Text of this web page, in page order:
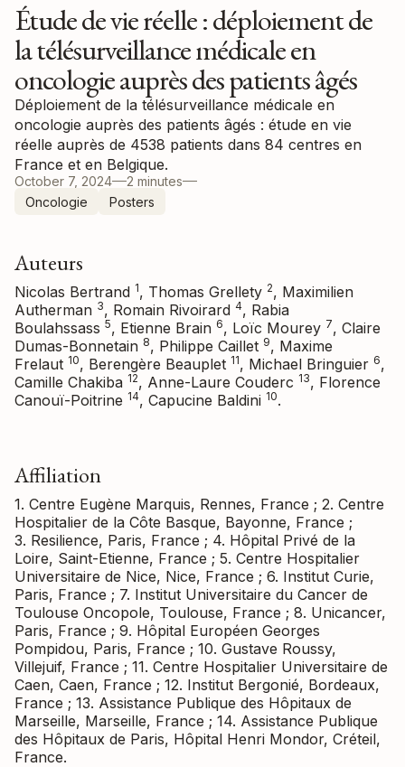
Étude de vie réelle : déploiement de
la télésurveillance médicale en
oncologie auprès des patients âgés
Déploiement de la télésurveillance médicale en
oncologie auprès des patients âgés : étude en vie
réelle auprès de 4538 patients dans 84 centres en
France et en Belgique.
October 7, 2024
2 minutes
Oncologie
Posters
Auteurs
Nicolas Bertrand 1, Thomas Grellety 2, Maximilien
Autherman 3, Romain Rivoirard 4, Rabia
Boulahssass 5, Etienne Brain 6, Loïc Mourey 7, Claire
Dumas-Bonnetain 8, Philippe Caillet 9, Maxime
Frelaut 10, Berengère Beauplet 11, Michael Bringuier 6,
Camille Chakiba 12, Anne-Laure Couderc 13, Florence
Canouï-Poitrine 14, Capucine Baldini 10.
Affiliation
1. Centre Eugène Marquis, Rennes, France ; 2. Centre
Hospitalier de la Côte Basque, Bayonne, France ;
3. Resilience, Paris, France ; 4. Hôpital Privé de la
Loire, Saint-Etienne, France ; 5. Centre Hospitalier
Universitaire de Nice, Nice, France ; 6. Institut Curie,
Paris, France ; 7. Institut Universitaire du Cancer de
Toulouse Oncopole, Toulouse, France ; 8. Unicancer,
Paris, France ; 9. Hôpital Européen Georges
Pompidou, Paris, France ; 10. Gustave Roussy,
Villejuif, France ; 11. Centre Hospitalier Universitaire de
Caen, Caen, France ; 12. Institut Bergonié, Bordeaux,
France ; 13. Assistance Publique des Hôpitaux de
Marseille, Marseille, France ; 14. Assistance Publique
des Hôpitaux de Paris, Hôpital Henri Mondor, Créteil,
France.